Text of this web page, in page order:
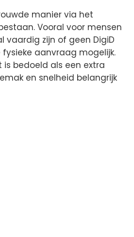
manier via het
Vooral voor mensen
vaardig zijn of geen DigiD
fysieke aanvraag mogelijk.
bedoeld als een extra
en snelheid belangrijk